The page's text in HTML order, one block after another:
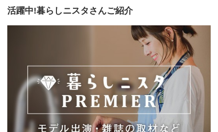
活躍中!暮らしニスタさんご紹介